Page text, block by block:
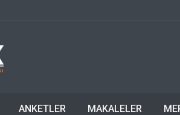
ANKETLER MAKALELER